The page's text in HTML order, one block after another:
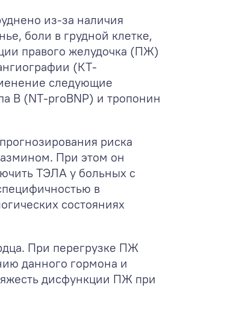
из-за наличия
боли в грудной клетке,
правого желудочка (ПЖ)
(КТ-
следующие
B (NT-proBNP) и тропонин
риска
При этом он
ТЭЛА у больных с
в
состояниях
При перегрузке ПЖ
данного гормона и
дисфункции ПЖ при